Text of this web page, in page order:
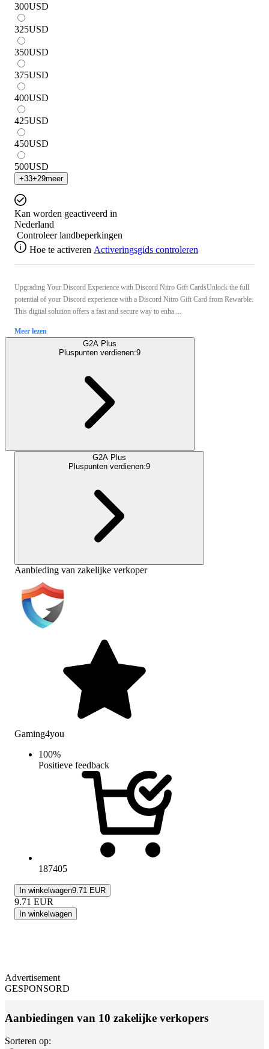
300USD
325USD
350USD
375USD
400USD
425USD
450USD
500USD
+33+29meer
Kan worden geactiveerd in
Nederland
Controleer landbeperkingen
Hoe te activeren Activeringsgids controleren
Upgrading Your Discord Experience with Discord Nitro Gift CardsUnlock the full
potential of your Discord experience with a Discord Nitro Gift Card from Rewarble.
This digital solution offers a fast and secure way to enha ...
Meer lezen
G2A Plus
Pluspunten verdienen:9
G2A Plus
Pluspunten verdienen:9
Aanbieding van zakelijke verkoper
Gaming4you
100%
Positieve feedback
187405
In winkelwagen9.71 EUR
9.71 EUR
In winkelwagen
Advertisement
GESPONSORD
Aanbiedingen van 10 zakelijke verkopers
Sorteren op: